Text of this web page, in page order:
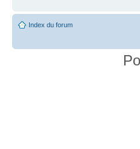
Index du forum